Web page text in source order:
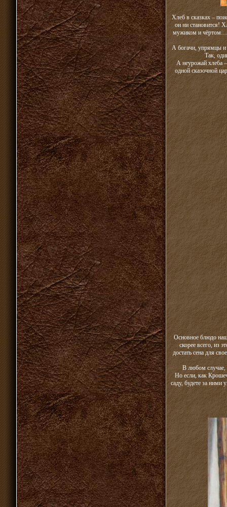
Хлеб в сказках –
он ни становится!
мужиком и чёртом…
А богачи, упрямцы и
Так,
А неурожай хлеба
одной сказочной
Основное блюдо
скорее всего, из
достать сена для
В любом случае,
Но если, как
саду, будете за ними